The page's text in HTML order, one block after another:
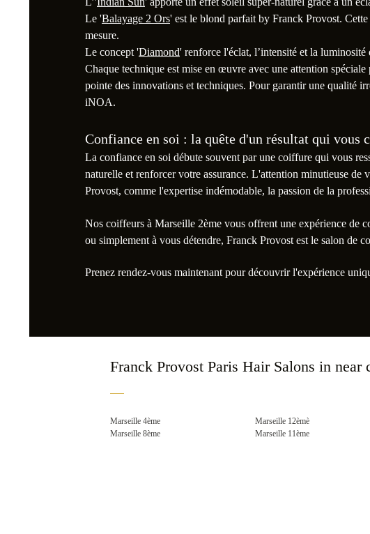
Le 'Balayage 2 Ors' est le blond parfait by Franck Provost.
mesure.
Le concept 'Diamond' renforce l'éclat, l’intensité et la luminosité
Chaque technique est mise en œuvre avec une attention
pointe des innovations et techniques. Pour garantir une qualité
iNOA.
Confiance en soi : la quête d'un résultat qui vous
La confiance en soi débute souvent par une coiffure qui vous
naturelle et renforcer votre assurance. L'attention minutieuse
Provost, comme l'expertise indémodable, la passion de la
Nos coiffeurs à Marseille 2ème vous offrent une expérience de
ou simplement à vous détendre, Franck Provost est le salon de
Prenez rendez-vous maintenant pour découvrir l'expérience
Franck Provost Paris Hair Salons in near
Marseille 4ème
Marseille 8ème
Marseille 12èmè
Marseille 11ème